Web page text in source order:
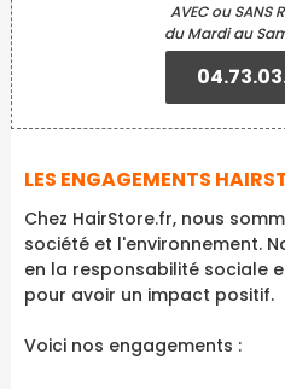
AVEC ou SANS
du Mardi au
LES ENGAGEMENTS
Chez HairStore.fr, nous
société et l'environnement.
en la responsabilité sociale
pour avoir un impact positif.
Voici nos engagements :